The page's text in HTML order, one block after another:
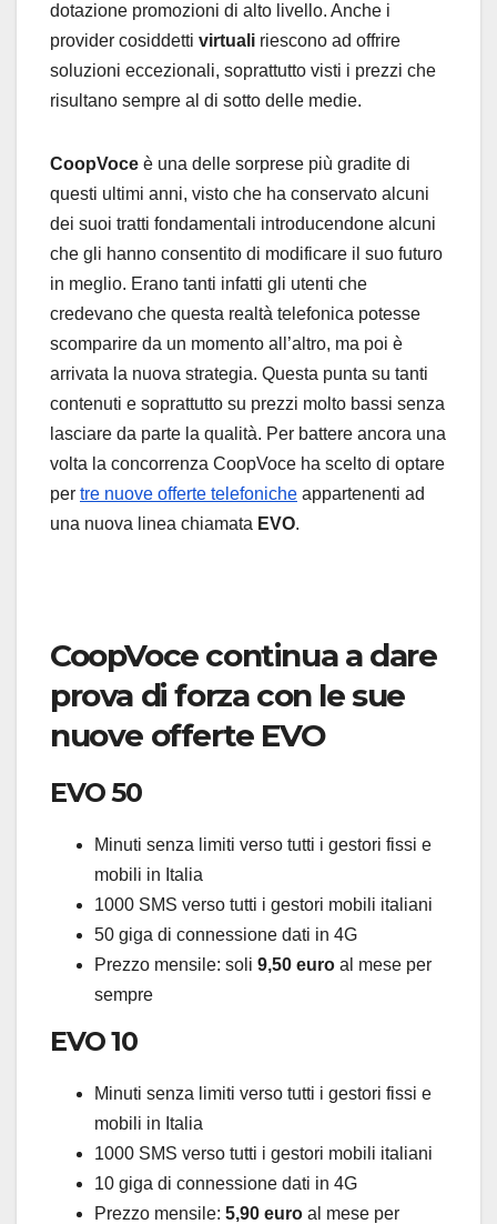
dotazione promozioni di alto livello. Anche i
provider cosiddetti virtuali riescono ad offrire
soluzioni eccezionali, soprattutto visti i prezzi che
risultano sempre al di sotto delle medie.
CoopVoce è una delle sorprese più gradite di
questi ultimi anni, visto che ha conservato alcuni
dei suoi tratti fondamentali introducendone alcuni
che gli hanno consentito di modificare il suo futuro
in meglio. Erano tanti infatti gli utenti che
credevano che questa realtà telefonica potesse
scomparire da un momento all’altro, ma poi è
arrivata la nuova strategia. Questa punta su tanti
contenuti e soprattutto su prezzi molto bassi senza
lasciare da parte la qualità. Per battere ancora una
volta la concorrenza CoopVoce ha scelto di optare
per tre nuove offerte telefoniche appartenenti ad
una nuova linea chiamata EVO.
CoopVoce continua a dare
prova di forza con le sue
nuove offerte EVO
EVO 50
Minuti senza limiti verso tutti i gestori fissi e
mobili in Italia
1000 SMS verso tutti i gestori mobili italiani
50 giga di connessione dati in 4G
Prezzo mensile: soli 9,50 euro al mese per
sempre
EVO 10
Minuti senza limiti verso tutti i gestori fissi e
mobili in Italia
1000 SMS verso tutti i gestori mobili italiani
10 giga di connessione dati in 4G
Prezzo mensile: 5,90 euro al mese per